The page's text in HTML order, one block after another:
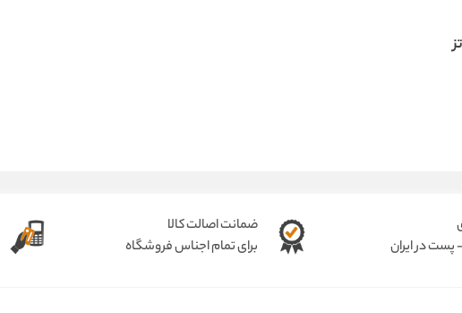
پست در ایران
ضمانت اصالت کالا
برای تمام اجناس فروشگاه